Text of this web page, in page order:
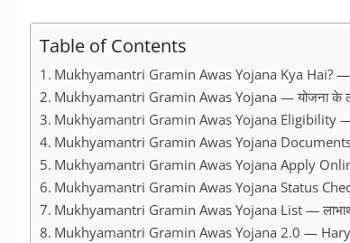
Table of Contents
Mukhyamantri Gramin Awas Yojana Kya Hai? —
Mukhyamantri Gramin Awas Yojana — योजना के
Mukhyamantri Gramin Awas Yojana Eligibility —
Mukhyamantri Gramin Awas Yojana
Mukhyamantri Gramin Awas Yojana Apply
Mukhyamantri Gramin Awas Yojana Status
Mukhyamantri Gramin Awas Yojana List —
Mukhyamantri Gramin Awas Yojana 2.0 —